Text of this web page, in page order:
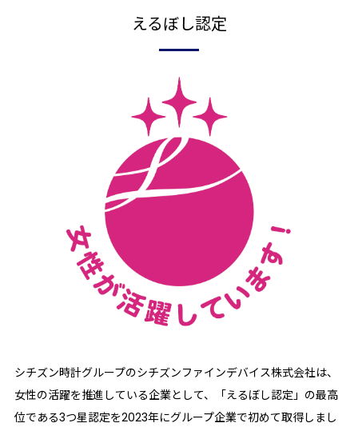
えるぼし認定
シチズン時計グループのシチズンファインデバイス株式会社は、
女性の活躍を推進している企業として、「えるぼし認定」の最高
位である3つ星認定を2023年にグループ企業で初めて取得しまし